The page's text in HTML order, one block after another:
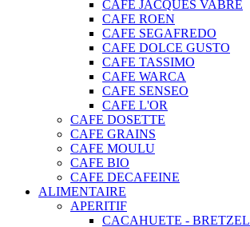
CAFE JACQUES VABRE
CAFE ROEN
CAFE SEGAFREDO
CAFE DOLCE GUSTO
CAFE TASSIMO
CAFE WARCA
CAFE SENSEO
CAFE L'OR
CAFE DOSETTE
CAFE GRAINS
CAFE MOULU
CAFE BIO
CAFE DECAFEINE
ALIMENTAIRE
APERITIF
CACAHUETE - BRETZEL